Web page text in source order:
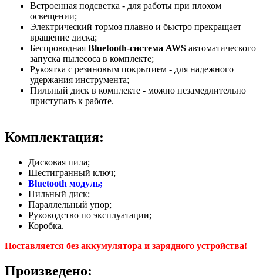
Встроенная подсветка - для работы при плохом
освещении;
Электрический тормоз плавно и быстро прекращает
вращение диска;
Беспроводная Bluetooth-система AWS автоматического
запуска пылесоса в комплекте;
Рукоятка с резиновым покрытием - для надежного
удержания инструмента;
Пильный диск в комплекте - можно незамедлительно
приступать к работе.
Комплектация:
Дисковая пила;
Шестигранный ключ;
Bluetooth модуль;
Пильный диск;
Параллельный упор;
Руководство по эксплуатации;
Коробка.
Поставляется без аккумулятора и зарядного устройства!
Произведено: